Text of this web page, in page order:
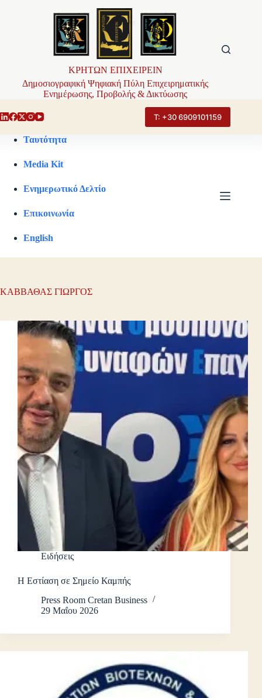
ΚΡΗΤΩΝ ΕΠΙΧΕΙΡΕΙΝ
Δημοσιογραφική Ψηφιακή Πύλη Επιχειρηματικής
Ενημέρωσης, Προβολής & Δικτύωσης
Τ: +30 6909101159
Ταυτότητα
Media Kit
Ενημερωτικό Δελτίο
Επικοινωνία
English
ΚΑΒΒΑΘΑΣ ΓΙΩΡΓΟΣ
Ειδήσεις
Η Εστίαση σε Σημείο Καμπής
Press Room Cretan Business
29 Μαΐου 2026